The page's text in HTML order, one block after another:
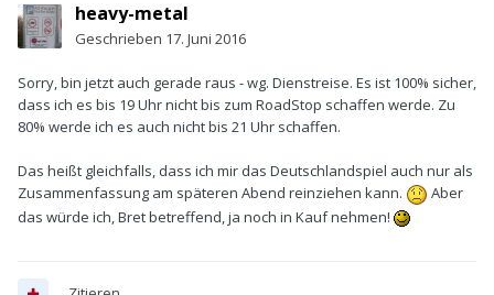
heavy-metal
Geschrieben 17. Juni 2016
Sorry, bin jetzt auch gerade raus - wg. Dienstreise. Es ist 100% sicher,
dass ich es bis 19 Uhr nicht bis zum RoadStop schaffen werde. Zu
80% werde ich es auch nicht bis 21 Uhr schaffen.
Das heißt gleichfalls, dass ich mir das Deutschlandspiel auch nur als
Zusammenfassung am späteren Abend reinziehen kann.
Aber
das würde ich, Bret betreffend, ja noch in Kauf nehmen!